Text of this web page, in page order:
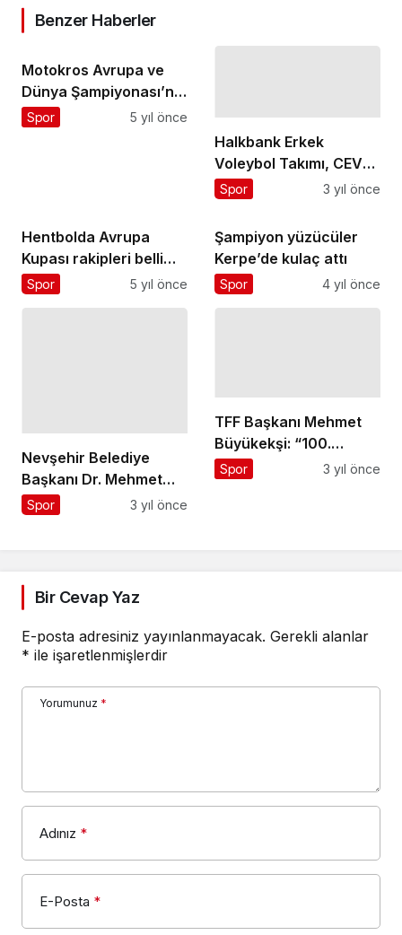
Benzer Haberler
Motokros Avrupa ve
Dünya Şampiyonası’nın
“Organizasyon
Spor 5 yıl önce
Halkbank Erkek
Voleybol Takımı, CEV
Şampiyonlar Ligi Yarı
Spor 3 yıl önce
Hentbolda Avrupa
Kupası rakipleri belli
oldu
Spor 5 yıl önce
Şampiyon yüzücüler
Kerpe’de kulaç attı
Spor 4 yıl önce
Nevşehir Belediye
Başkanı Dr. Mehmet
Savran, Okul Sporları
törenine katıldı
Spor 3 yıl önce
TFF Başkanı Mehmet
Büyükekşi: “100.
Yılımızı Avrupa Futbol
Spor 3 yıl önce
Bir Cevap Yaz
E-posta adresiniz yayınlanmayacak. Gerekli alanlar
* ile işaretlenmişlerdir
Yorumunuz *
Adınız *
E-Posta *